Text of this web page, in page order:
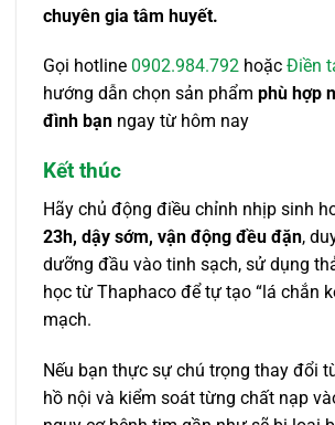
chuyên gia tâm huyết.
Gọi hotline 0902.984.792 hoặc Điền
hướng dẫn chọn sản phẩm phù hợp
đình bạn ngay từ hôm nay
Kết thúc
Hãy chủ động điều chỉnh nhịp sinh
23h, dậy sớm, vận động đều đặn,
dưỡng đầu vào tinh sạch, sử dụng
học từ Thaphaco để tự tạo “lá chắn
mạch.
Nếu bạn thực sự chú trọng thay đổi
hồ nội và kiểm soát từng chất nạp